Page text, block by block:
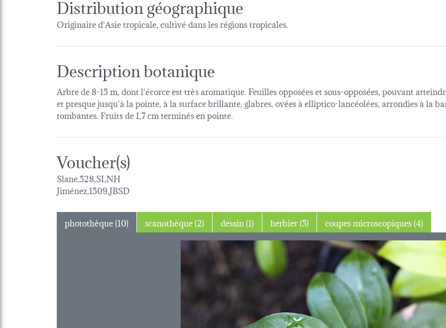
Distribution géographique
Originaire d'Asie tropicale, cultivé dans les régions tropicales.
Description botanique
Arbre de 8-15 m, dont l'écorce est très aromatique. Feuilles opposées et sous-opposées, pouvant
et presque jusqu'à la pointe, à la surface brillante, glabres, ovées à elliptico-lancéolées, arrondies à la
tombantes. Fruits de 1,7 cm terminés en pointe.
Voucher(s)
Slane,528,SLNH
Jiménez,1509,JBSD
photothèque (10) scanothèque (2) dessin (1) herbier (5) coupes microscopiques (4)